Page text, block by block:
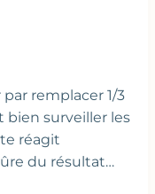
remplacer 1/3
bien surveiller les
réagit
du résultat…